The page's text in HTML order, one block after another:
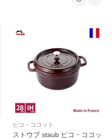
ピコ・ココット
ストウブ staub ピコ・ココッ